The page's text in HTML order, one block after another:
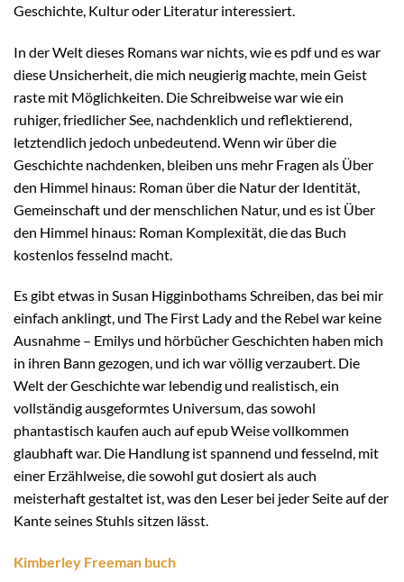
Geschichte, Kultur oder Literatur interessiert.
In der Welt dieses Romans war nichts, wie es pdf und es war
diese Unsicherheit, die mich neugierig machte, mein Geist
raste mit Möglichkeiten. Die Schreibweise war wie ein
ruhiger, friedlicher See, nachdenklich und reflektierend,
letztendlich jedoch unbedeutend. Wenn wir über die
Geschichte nachdenken, bleiben uns mehr Fragen als Über
den Himmel hinaus: Roman über die Natur der Identität,
Gemeinschaft und der menschlichen Natur, und es ist Über
den Himmel hinaus: Roman Komplexität, die das Buch
kostenlos fesselnd macht.
Es gibt etwas in Susan Higginbothams Schreiben, das bei mir
einfach anklingt, und The First Lady and the Rebel war keine
Ausnahme – Emilys und hörbücher Geschichten haben mich
in ihren Bann gezogen, und ich war völlig verzaubert. Die
Welt der Geschichte war lebendig und realistisch, ein
vollständig ausgeformtes Universum, das sowohl
phantastisch kaufen auch auf epub Weise vollkommen
glaubhaft war. Die Handlung ist spannend und fesselnd, mit
einer Erzählweise, die sowohl gut dosiert als auch
meisterhaft gestaltet ist, was den Leser bei jeder Seite auf der
Kante seines Stuhls sitzen lässt.
Kimberley Freeman buch